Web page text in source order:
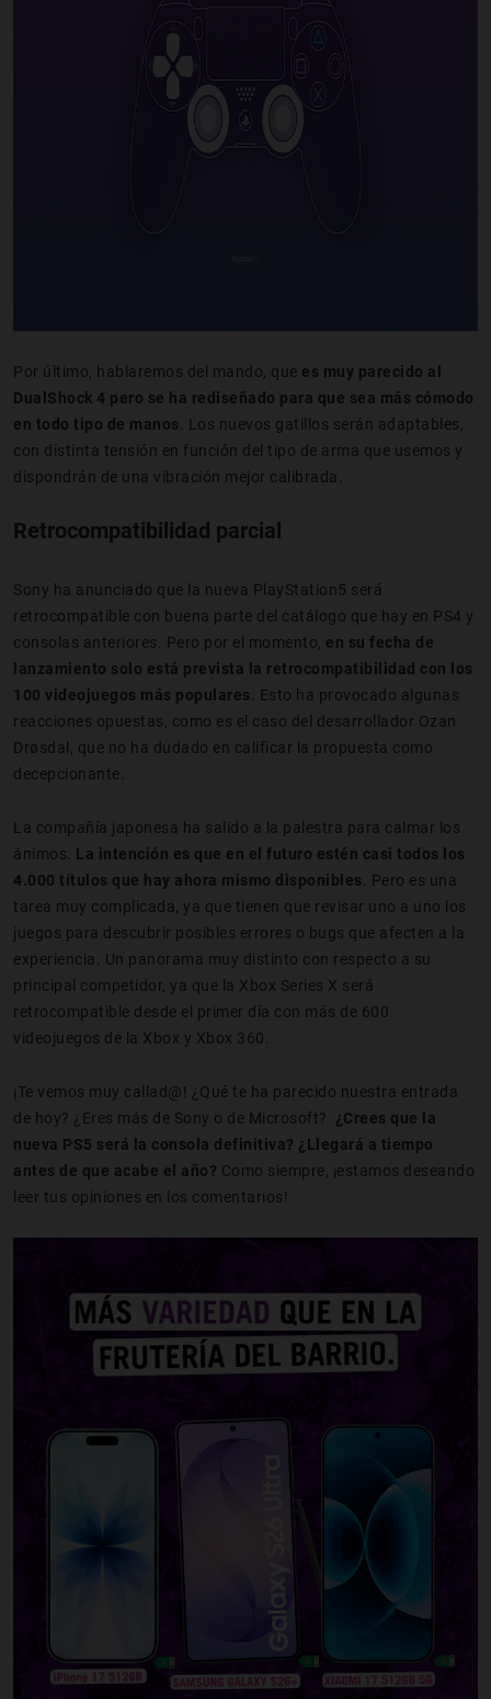
Por último, hablaremos del mando, que es muy parecido al
DualShock 4 pero se ha rediseñado para que sea más cómodo
en todo tipo de manos . Los nuevos gatillos serán adaptables,
con distinta tensión en función del tipo de arma que usemos y
dispondrán de una vibración mejor calibrada.
Retrocompatibilidad parcial
Sony ha anunciado que la nueva PlayStation5 será
retrocompatible con buena parte del catálogo que hay en PS4 y
consolas anteriores. Pero por el momento, en su fecha de
lanzamiento solo está prevista la retrocompatibilidad con los
100 videojuegos más populares . Esto ha provocado algunas
reacciones opuestas, como es el caso del desarrollador Ozan
Drøsdal, que no ha dudado en calificar la propuesta como
decepcionante.
La compañía japonesa ha salido a la palestra para calmar los
ánimos. La intención es que en el futuro estén casi todos los
4.000 títulos que hay ahora mismo disponibles . Pero es una
tarea muy complicada, ya que tienen que revisar uno a uno los
juegos para descubrir posibles errores o bugs que afecten a la
experiencia. Un panorama muy distinto con respecto a su
principal competidor, ya que la Xbox Series X será
retrocompatible desde el primer día con más de 600
videojuegos de la Xbox y Xbox 360.
¡Te vemos muy callad@! ¿Qué te ha parecido nuestra entrada
de hoy? ¿Eres más de Sony o de Microsoft? ¿Crees que la
nueva PS5 será la consola definitiva? ¿Llegará a tiempo
antes de que acabe el año? Como siempre, ¡estamos deseando
leer tus opiniones en los comentarios!